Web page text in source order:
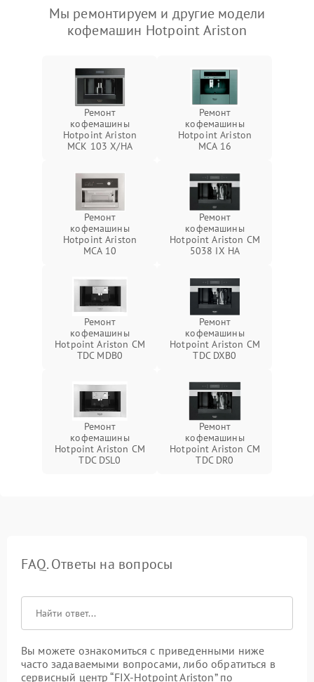
Мы ремонтируем и другие модели
кофемашин Hotpoint Ariston
Ремонт
кофемашины
Hotpoint Ariston
MCK 103 X/HA
Ремонт
кофемашины
Hotpoint Ariston
MCA 16
Ремонт
кофемашины
Hotpoint Ariston
MCA 10
Ремонт
кофемашины
Hotpoint Ariston CM
5038 IX HA
Ремонт
кофемашины
Hotpoint Ariston CM
TDC MDB0
Ремонт
кофемашины
Hotpoint Ariston CM
TDC DXB0
Ремонт
кофемашины
Hotpoint Ariston CM
TDC DSL0
Ремонт
кофемашины
Hotpoint Ariston CM
TDC DR0
FAQ. Ответы на вопросы
Вы можете ознакомиться с приведенными ниже
часто задаваемыми вопросами, либо обратиться в
сервисный центр “FIX-Hotpoint Ariston” по